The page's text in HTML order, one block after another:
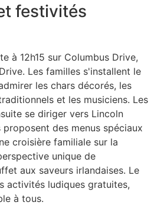
festivités
à 12h15 sur Columbus Drive,
Les familles s'installent le
les chars décorés, les
et les musiciens. Les
se diriger vers Lincoln
des menus spéciaux
croisière familiale sur la
unique de
aux saveurs irlandaises. Le
activités ludiques gratuites,
à tous.